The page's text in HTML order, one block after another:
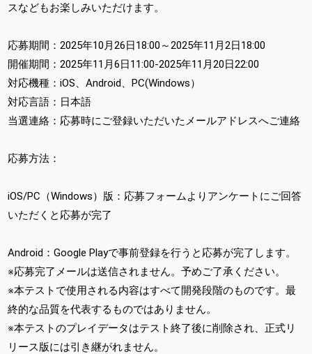
スなどもお楽しみいただけます。
応募期間：2025年10月26日18:00～2025年11月2日18:00
開催期間：2025年11月6日11:00-2025年11月20日22:00
対応機種：iOS、Android、PC(Windows）
対応言語：日本語
当選連絡：応募時にご登録いただいたメールアドレスへご連絡
応募方法：
iOS/PC（Windows）版：応募フォームよりアンケートにご回答
いただくと応募が完了
Android：Google Playで事前登録を行うと応募が完了します。
※応募完了メールは送信されません。予めご了承ください。
※本テストで使用される内容はすべて開発段階のものです。最
終的な品質を代表するものではありません。
※本テストのプレイデータはテスト終了後に削除され、正式リ
リース版には引き継がれません。